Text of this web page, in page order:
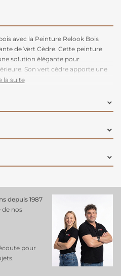
avec la Peinture Relook Bois
de Vert Cèdre. Cette peinture
solution élégante pour
Son vert cèdre apporte une
votre espace, créant une ambiance
un rien de temps. Sa formule
un résultat impeccable qui
la suite
depuis 1987
de nos
pour